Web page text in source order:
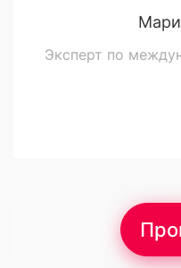
Эксперт по